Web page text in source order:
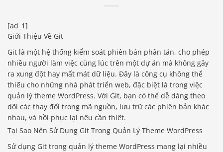
[ad_1]
Giới Thiệu Về Git
Git là một hệ thống kiểm soát phiên bản phân tán, cho phép
nhiều người làm việc cùng lúc trên một dự án mà không gây
ra xung đột hay mất mát dữ liệu. Đây là công cụ không thể
thiếu cho những nhà phát triển web, đặc biệt là trong việc
quản lý theme WordPress. Với Git, bạn có thể dễ dàng theo
dõi các thay đổi trong mã nguồn, lưu trữ các phiên bản khác
nhau, và hồi phục lại nếu cần thiết.
Tại Sao Nên Sử Dụng Git Trong Quản Lý Theme WordPress
Sử dụng Git trong quản lý theme WordPress mang lại nhiều